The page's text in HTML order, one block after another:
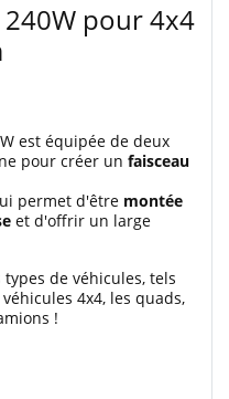
240W pour 4x4
est équipée de deux
pour créer un faisceau
permet d'être montée
et d'offrir un large
de véhicules, tels
4x4, les quads,
!